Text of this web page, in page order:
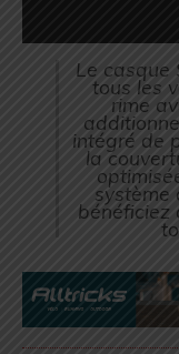
Le casque
tous les
rime
intégré de
la
système
bénéficiez